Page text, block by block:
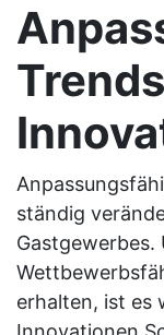
ständig
Gastgewerbes.
erhalten, ist es